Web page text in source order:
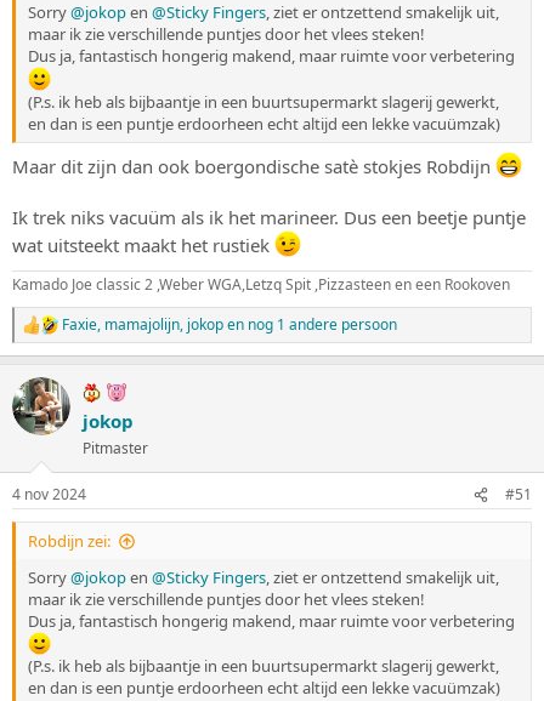
Sorry@jokopen @Sticky Fingers, ziet er ontzettend smakelijk uit,
maar ik zie verschillende puntjes door het vlees steken!
Dus ja, fantastisch hongerig makend, maar ruimte voor verbetering
(P.s. ik heb als bijbaantje in een buurtsupermarkt slagerij gewerkt,
en dan is een puntje erdoorheen echt altijd een lekke vacuümzak)
Maar dit zijn dan ook boergondische satè stokjes Robdijn
Ik trek niks vacuüm als ik het marineer. Dus een beetje puntje
wat uitsteekt maakt het rustiek
Kamado Joe classic 2 ,Weber WGA,Letzq Spit ,Pizzasteen en een Rookoven
W
a
r
d
e
i
n
g
e
Faxie, mamajolijn, jokopen nog 1 andere persoon
jokop
Pitmaster
4 nov 2024 #51
Robdijn zei:
Sorry@jokopen @Sticky Fingers, ziet er ontzettend smakelijk uit,
maar ik zie verschillende puntjes door het vlees steken!
Dus ja, fantastisch hongerig makend, maar ruimte voor verbetering
(P.s. ik heb als bijbaantje in een buurtsupermarkt slagerij gewerkt,
en dan is een puntje erdoorheen echt altijd een lekke vacuümzak)